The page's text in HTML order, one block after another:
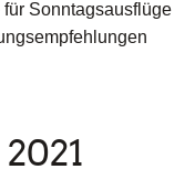
Sonntagsausflüge